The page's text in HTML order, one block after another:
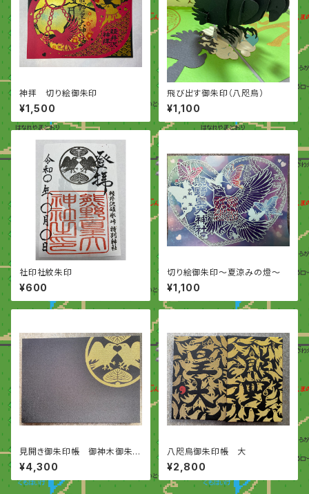
神拝 切り絵御朱印
¥1,500
飛び出す御朱印（八咫烏）
¥1,100
社印社紋朱印
¥600
切り絵御朱印〜夏涼みの燈〜
¥1,100
見開き御朱印帳 御神木御朱印
入り
¥4,300
八咫烏御朱印帳 大
¥2,800